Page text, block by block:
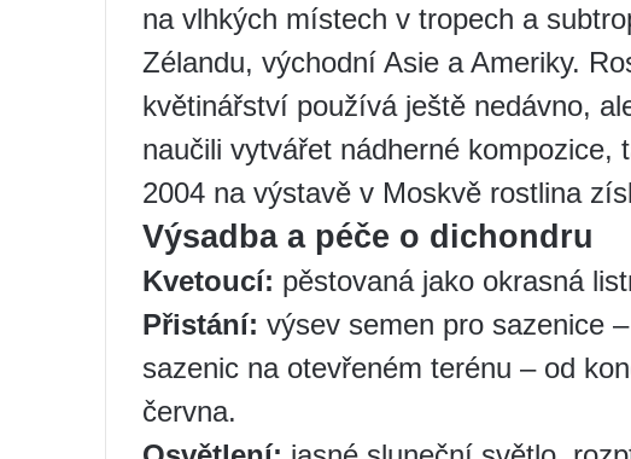
na vlhkých místech v tropech a
Zélandu, východní Asie a Ameriky.
květinářství používá ještě nedávno,
naučili vytvářet nádherné kompozice,
2004 na výstavě v Moskvě rostlina
Výsadba a péče o dichondru
Kvetoucí: pěstovaná jako okrasná
Přistání: výsev semen pro sazenice
sazenic na otevřeném terénu – od
června.